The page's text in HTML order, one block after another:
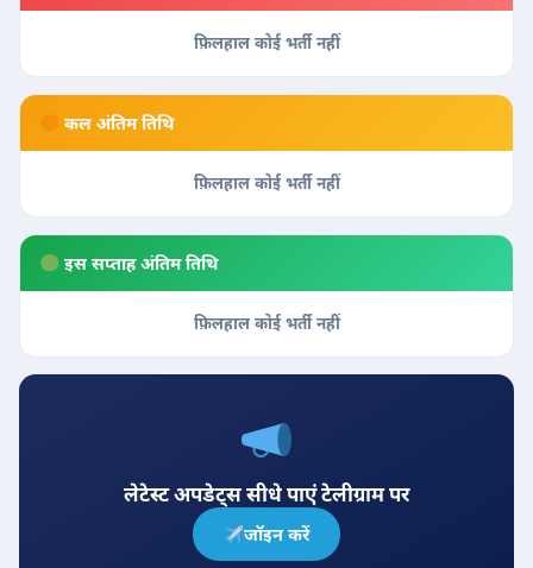
फ़िलहाल कोई भर्ती नहीं
कल अंतिम तिथि
फ़िलहाल कोई भर्ती नहीं
इस सप्ताह अंतिम तिथि
फ़िलहाल कोई भर्ती नहीं
लेटेस्ट अपडेट्स सीधे पाएं टेलीग्राम पर
जॉइन करें